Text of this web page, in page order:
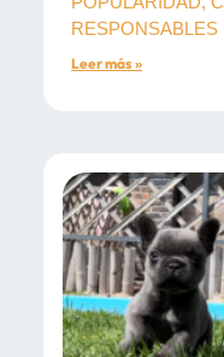
RESPONSABLES
Leer más »